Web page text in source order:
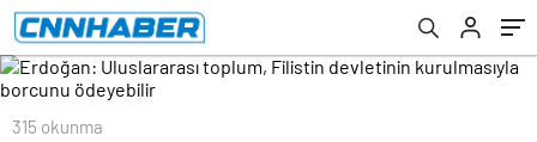
315 okunma
Körfezi’ni temizlemek için gemi gönderdi